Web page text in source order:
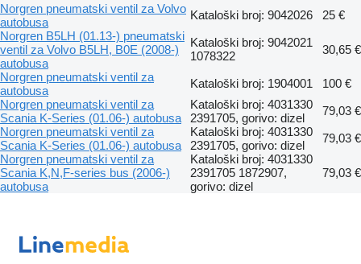
Norgren pneumatski ventil za Volvo
autobusa
Kataloški broj: 9042026
25 €
Norgren B5LH (01.13-) pneumatski
ventil za Volvo B5LH, B0E (2008-)
autobusa
Kataloški broj: 9042021
1078322
30,65 €
Norgren pneumatski ventil za
autobusa
Kataloški broj: 1904001
100 €
Norgren pneumatski ventil za
Scania K-Series (01.06-) autobusa
Kataloški broj: 4031330
2391705, gorivo: dizel
79,03 €
Norgren pneumatski ventil za
Scania K-Series (01.06-) autobusa
Kataloški broj: 4031330
2391705, gorivo: dizel
79,03 €
Norgren pneumatski ventil za
Scania K,N,F-series bus (2006-)
autobusa
Kataloški broj: 4031330
2391705 1872907,
gorivo: dizel
79,03 €